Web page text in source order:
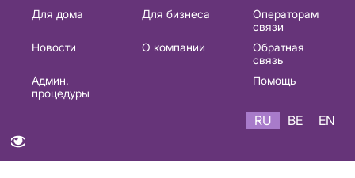
Основная
навигация
Для дома Для бизнеса
Операторам
связи
Новости
О компании
Обратная
связь
Админ.
процедуры
Помощь
RU BE EN